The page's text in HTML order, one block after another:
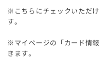
※こちらにチェックいただ
す。
※マイページの「カード情
きます。